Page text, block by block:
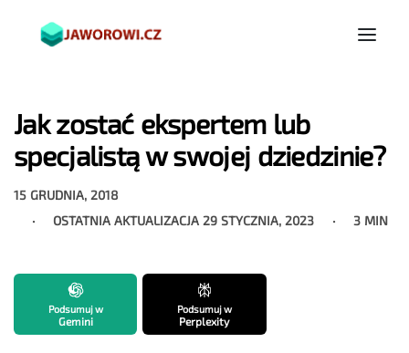
Jak zostać ekspertem lub
specjalistą w swojej dziedzinie?
15 GRUDNIA, 2018
OSTATNIA AKTUALIZACJA 29 STYCZNIA, 2023 3 MIN
Podsumuj w
Gemini
Podsumuj w
Perplexity